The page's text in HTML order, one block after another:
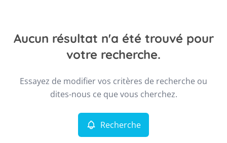
Evere (1140) Remove
Immeuble de rapport Remove
Vue de la carte
Recherche Trier par
Aucun résultat n'a été trouvé pour
votre recherche.
Essayez de modifier vos critères de recherche ou
dites-nous ce que vous cherchez.
Recherche